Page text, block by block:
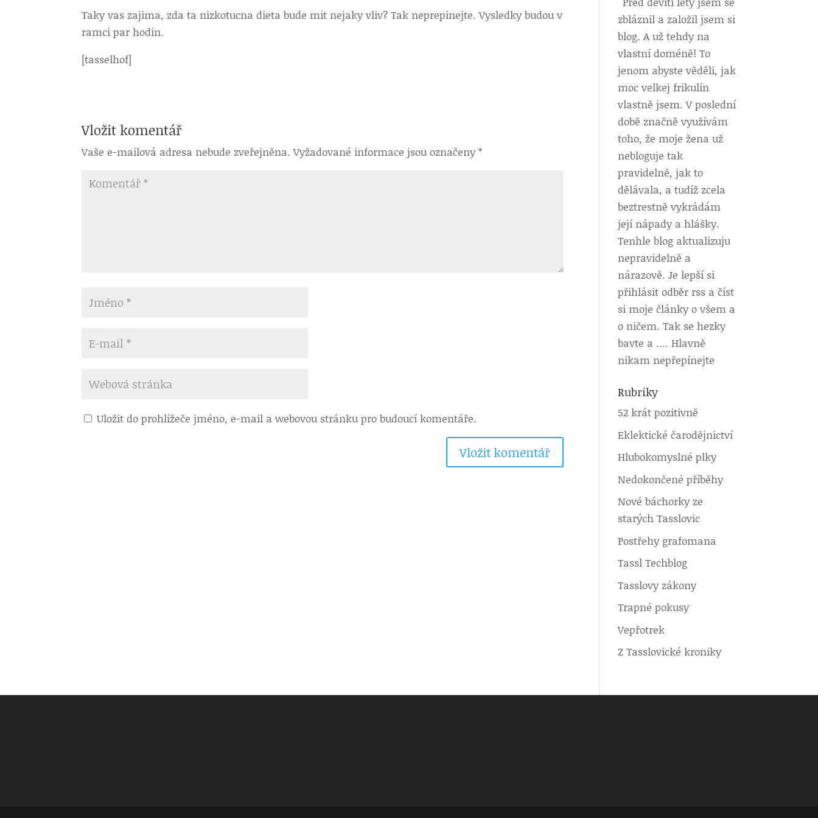
Taky vas zajima, zda ta nizkotucna dieta bude mit nejaky vliv? Tak neprepinejte. Vysledky budou v
ramci par hodin.
[tasselhof]
Vložit komentář
Vaše e-mailová adresa nebude zveřejněna. Vyžadované informace jsou označeny*
Uložit do prohlížeče jméno, e-mail a webovou stránku pro budoucí komentáře.
zbláznil a založil jsem si
blog. A už tehdy na
vlastní doméně! To
jenom abyste věděli, jak
moc velkej frikulín
vlastně jsem. V poslední
době značně využívám
toho, že moje žena už
nebloguje tak
pravidelně, jak to
dělávala, a tudíž zcela
beztrestně vykrádám
její nápady a hlášky.
Tenhle blog aktualizuju
nepravidelně a
nárazově. Je lepší si
přihlásit odběr rss a číst
si moje články o všem a
o ničem. Tak se hezky
bavte a …. Hlavně
nikam nepřepínejte
Rubriky
52 krát pozitivně
Eklektické čarodějnictví
Hlubokomyslné plky
Nedokončené příběhy
Nové báchorky ze
starých Tasslovic
Postřehy grafomana
Tassl Techblog
Tasslovy zákony
Trapné pokusy
Vepřotrek
Z Tasslovické kroniky